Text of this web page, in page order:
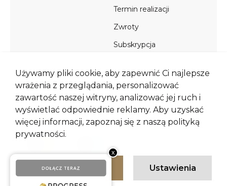
Termin realizacji
Zwroty
Subskrypcja
METODY PŁATNOŚCI
Używamy pliki cookie, aby zapewnić Ci najlepsze
wrażenia z przeglądania, personalizować
zawartość naszej witryny, analizować jej ruch i
wyświetlać odpowiednie reklamy. Aby uzyskać
więcej informacji, zapoznaj się z naszą polityką
prywatności.
Zgadzam się Ustawienia